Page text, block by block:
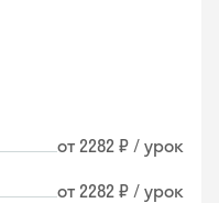
от 2282 ₽ / урок
от 2282 ₽ / урок